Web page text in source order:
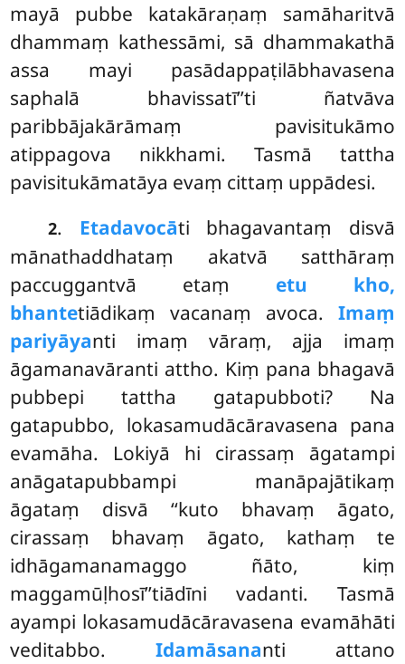
mayā pubbe katakāraṇaṃ samāharitvā
dhammaṃ kathessāmi, sā dhammakathā
assa mayi pasādappaṭilābhavasena
saphalā bhavissatī’’ti ñatvāva
paribbājakārāmaṃ pavisitukāmo
atippagova nikkhami. Tasmā tattha
pavisitukāmatāya evaṃ cittaṃ uppādesi.
2. Etadavocāti bhagavantaṃ disvā
mānathaddhataṃ akatvā satthāraṃ
paccuggantvā etaṃ etu kho,
bhantetiādikaṃ vacanaṃ avoca. Imaṃ
pariyāyanti imaṃ vāraṃ, ajja imaṃ
āgamanavāranti attho. Kiṃ pana bhagavā
pubbepi tattha gatapubboti? Na
gatapubbo, lokasamudācāravasena pana
evamāha. Lokiyā hi cirassaṃ āgatampi
anāgatapubbampi manāpajātikaṃ
āgataṃ disvā ‘‘kuto bhavaṃ āgato,
cirassaṃ bhavaṃ āgato, kathaṃ te
idhāgamanamaggo ñāto, kiṃ
maggamūḷhosī’’tiādīni vadanti. Tasmā
ayampi lokasamudācāravasena evamāhāti
veditabbo. Idamāsananti attano